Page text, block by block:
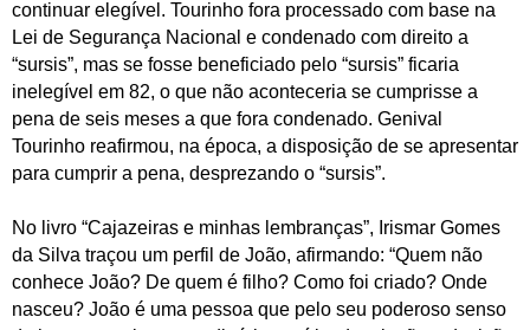
continuar elegível. Tourinho fora processado com base na
Lei de Segurança Nacional e condenado com direito a
“sursis”, mas se fosse beneficiado pelo “sursis” ficaria
inelegível em 82, o que não aconteceria se cumprisse a
pena de seis meses a que fora condenado. Genival
Tourinho reafirmou, na época, a disposição de se apresentar
para cumprir a pena, desprezando o “sursis”.
No livro “Cajazeiras e minhas lembranças”, Irismar Gomes
da Silva traçou um perfil de João, afirmando: “Quem não
conhece João? De quem é filho? Como foi criado? Onde
nasceu? João é uma pessoa que pelo seu poderoso senso